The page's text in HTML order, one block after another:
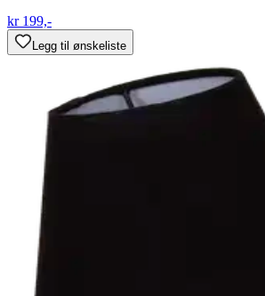
kr 199,-
Legg til ønskeliste